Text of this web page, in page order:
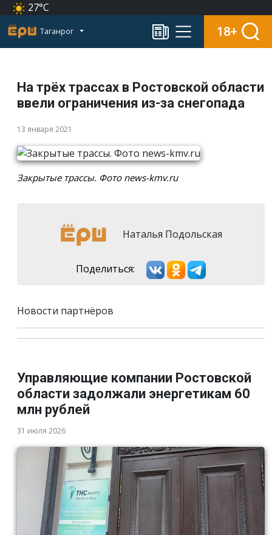
27°C
Таганрог 18+
На трёх трассах в Ростовской области
ввели ограничения из-за снегопада
13 января 2021
Закрытые трассы. Фото news-kmv.ru
Наталья Подольская
Поделиться:
Новости партнёров
Управляющие компании Ростовской
области задолжали энергетикам 60
млн рублей
31 июля 2026